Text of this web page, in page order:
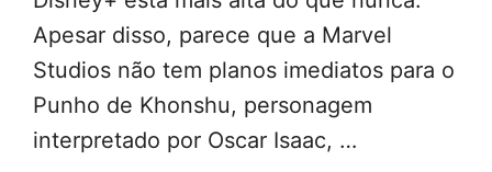
Apesar disso, parece que a Marvel
Studios não tem planos imediatos para o
Punho de Khonshu, personagem
interpretado por Oscar Isaac, …